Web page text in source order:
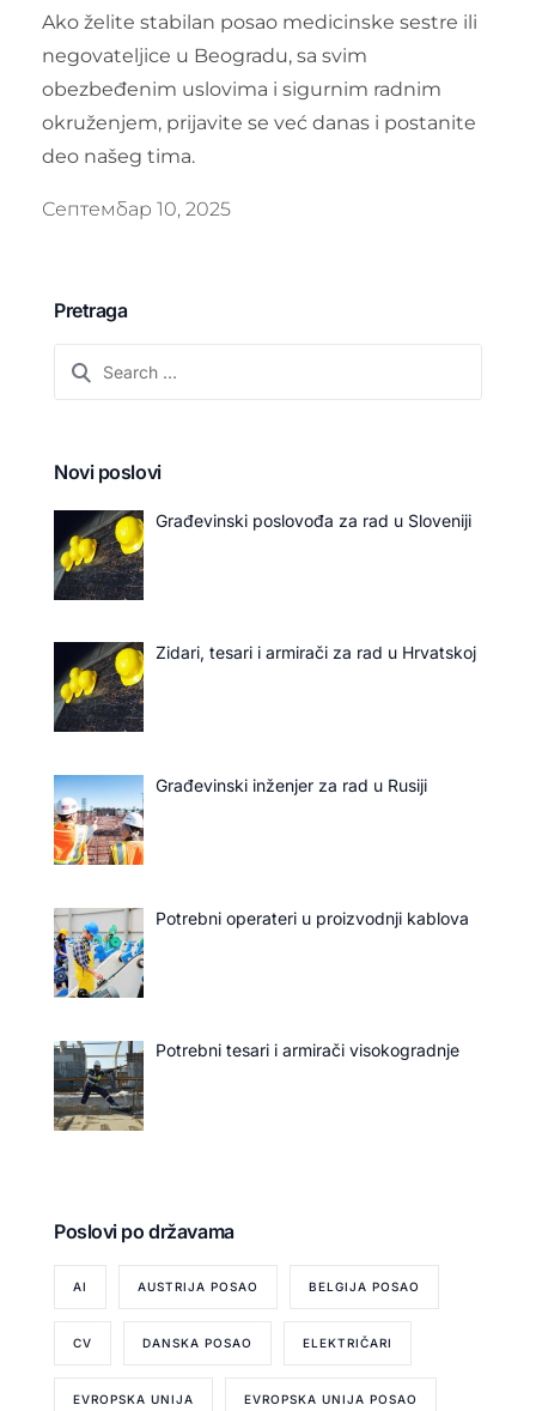
Ako želite stabilan posao medicinske sestre ili
negovateljice u Beogradu, sa svim
obezbeđenim uslovima i sigurnim radnim
okruženjem, prijavite se već danas i postanite
deo našeg tima.
Септембар 10, 2025
Pretraga
Novi poslovi
Građevinski poslovođa za rad u Sloveniji
Zidari, tesari i armirači za rad u Hrvatskoj
Građevinski inženjer za rad u Rusiji
Potrebni operateri u proizvodnji kablova
Potrebni tesari i armirači visokogradnje
Poslovi po državama
AI AUSTRIJA POSAO BELGIJA POSAO
CV DANSKA POSAO ELEKTRIČARI
EVROPSKA UNIJA EVROPSKA UNIJA POSAO